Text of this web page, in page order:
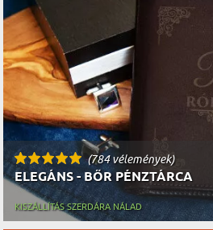
VONÁSAI
(784 vélemények)
ELEGÁNS - BŐR PÉNZTÁRCA
KISZÁLLÍTÁS SZERDÁRA NÁLAD